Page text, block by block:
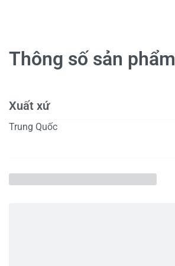
Thông số sản phẩm
Xuất xứ
Trung Quốc